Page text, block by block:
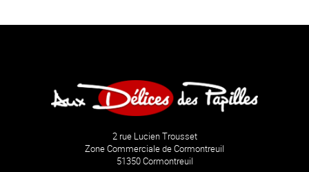
2 rue Lucien Trousset
Zone Commerciale de Cormontreuil
51350 Cormontreuil